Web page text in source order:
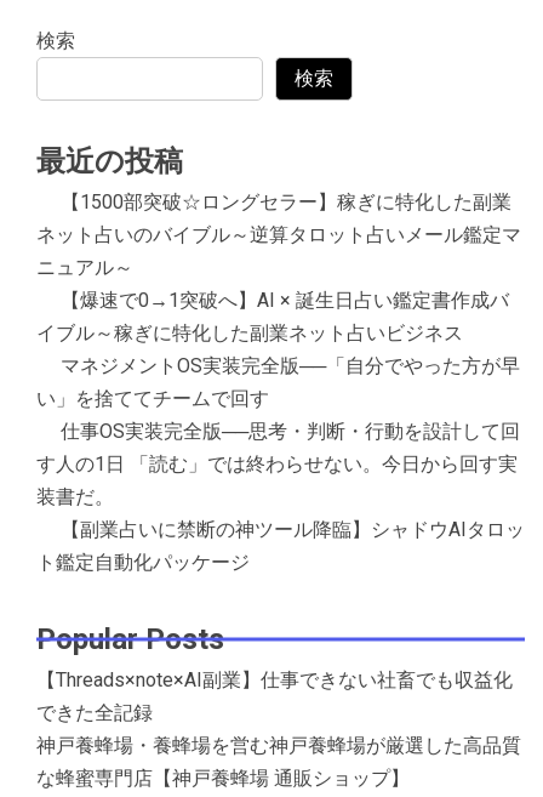
検索
検索
最近の投稿
【1500部突破☆ロングセラー】稼ぎに特化した副業
ネット占いのバイブル～逆算タロット占いメール鑑定マ
ニュアル～
【爆速で0→1突破へ】AI × 誕生日占い鑑定書作成バ
イブル～稼ぎに特化した副業ネット占いビジネス
マネジメントOS実装完全版──「自分でやった方が早
い」を捨ててチームで回す
仕事OS実装完全版──思考・判断・行動を設計して回
す人の1日 「読む」では終わらせない。今日から回す実
装書だ。
【副業占いに禁断の神ツール降臨】シャドウAIタロッ
ト鑑定自動化パッケージ
Popular Posts
【Threads×note×AI副業】仕事できない社畜でも収益化
できた全記録
神戸養蜂場・養蜂場を営む神戸養蜂場が厳選した高品質
な蜂蜜専門店【神戸養蜂場 通販ショップ】